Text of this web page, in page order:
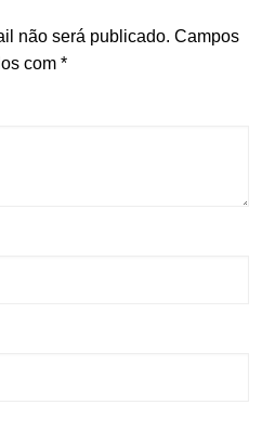
não será publicado. Campos
com *